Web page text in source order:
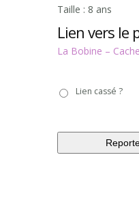
Taille : 8 ans
Lien vers le
La Bobine –
casséLien cassé ?